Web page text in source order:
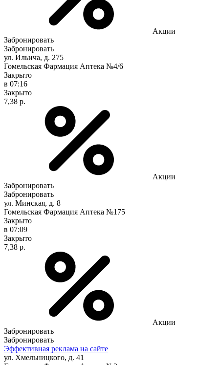
Акции
Забронировать
Забронировать
ул. Ильича, д. 275
Гомельская Фармация Аптека №4/6
Закрыто
в 07:16
Закрыто
7,38 р.
Акции
Забронировать
Забронировать
ул. Минская, д. 8
Гомельская Фармация Аптека №175
Закрыто
в 07:09
Закрыто
7,38 р.
Акции
Забронировать
Забронировать
Эффективная реклама на сайте
ул. Хмельницкого, д. 41